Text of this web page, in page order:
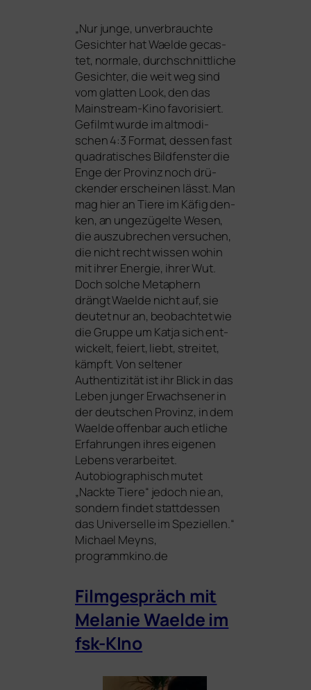
„Nur jun­ge, unver­brauch­te
Gesichter hat Waelde gecas­
tet, nor­ma­le, durch­schnitt­li­che
Gesichter, die weit weg sind
vom glat­ten Look, den das
Mainstream-Kino favo­ri­siert.
Gefilmt wur­de im alt­mo­di­
schen 4:3 Format, des­sen fast
qua­dra­ti­sches Bildfenster die
Enge der Provinz noch drü­
cken­der erschei­nen lässt. Man
mag hier an Tiere im Käfig den­
ken, an unge­zü­gel­te Wesen,
die aus­zu­bre­chen ver­su­chen,
die nicht recht wis­sen wohin
mit ihrer Energie, ihrer Wut.
Doch sol­che Metaphern
drängt Waelde nicht auf, sie
deu­tet nur an, beob­ach­tet wie
die Gruppe um Katja sich ent­
wi­ckelt, fei­ert, liebt, strei­tet,
kämpft. Von sel­te­ner
Authentizität ist ihr Blick in das
Leben jun­ger Erwachsener in
der deut­schen Provinz, in dem
Waelde offen­bar auch etli­che
Erfahrungen ihres eige­nen
Lebens ver­ar­bei­tet.
Autobiographisch mutet
„Nackte Tiere“ jedoch nie an,
son­dern fin­det statt­des­sen
das Universelle im Speziellen.“
Michael Meyns,
programmkino.de
Filmgespräch mit
Melanie Waelde im
fsk-KIno